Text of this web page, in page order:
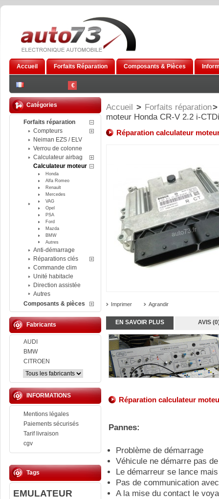
€
Accueil Forfaits Réparation Composants & Pièces
Catégories
Forfaits réparation
Compteurs
Neiman EZS / ELV
Verrou de colonne
Calculateur airbag
Calculateur moteur
Honda
Alfa Romeo
Renault
Mercedes
VAG
Opel
PSA
Ford
Mazda
BMW
Autres
Anti-démarrage
Réparations clés
Commande clim
Unité habitacle
Direction assistée
Autres
Composants & pièces
Fabricants
AUDI
BMW
CITROEN
INFORMATIONS
Mentions légales
Paiements sécurisés
Tarif livraison
cgv
Tags
EMULATEUR
Accueil > Forfaits réparation>
moteur Honda CR-V 2.2 i-CTDi
Réparation calculateur
Imprimer Agrandir
EN SAVOIR PLUS AVIS
Réparation calculateur
Pannes:
Problème de démarrage
Véhicule ne démarre pas
Le démarreur se lance
Pas de communication
A la mise du contact le